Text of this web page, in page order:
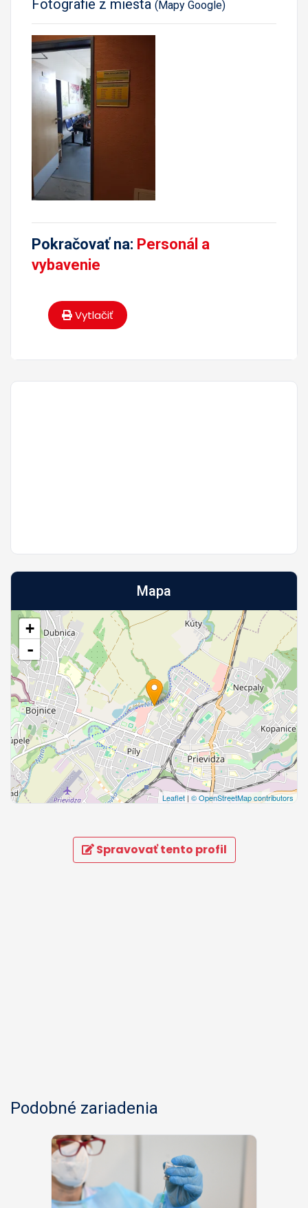
Fotografie z miesta (Mapy Google)
Pokračovať na: Personál a
vybavenie
Vytlačiť
Mapa
+
-
Leaflet | © OpenStreetMap contributors
Spravovať tento profil
Podobné zariadenia